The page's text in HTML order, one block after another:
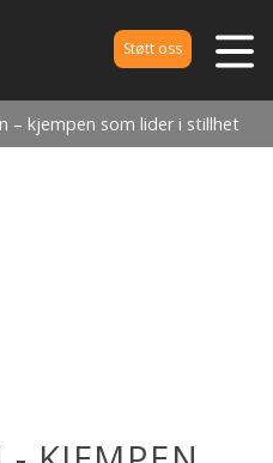
Støtt oss
– kjempen som lider i stillhet